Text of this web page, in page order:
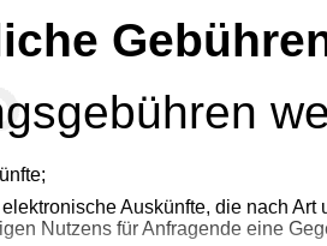
Auskünfte, die nach
Nutzens für Anfragende eine